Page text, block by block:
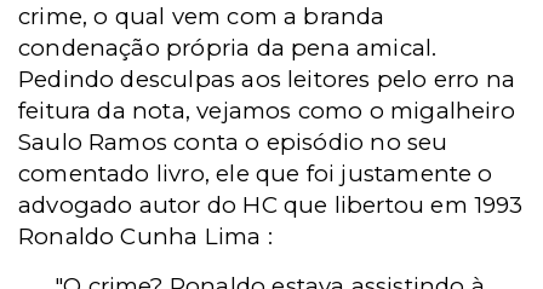
crime, o qual vem com a branda
condenação própria da pena amical.
Pedindo desculpas aos leitores pelo erro na
feitura da nota, vejamos como o migalheiro
Saulo Ramos conta o episódio no seu
comentado livro, ele que foi justamente o
advogado autor do HC que libertou em 1993
Ronaldo Cunha Lima :